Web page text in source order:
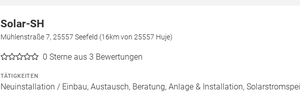
Solar-SH
Mühlenstraße 7, 25557 Seefeld (16km von 25557 Huje)
0 Sterne aus 3 Bewertungen
TÄTIGKEITEN
Neuinstallation / Einbau, Austausch, Beratung, Anlage & Installation,